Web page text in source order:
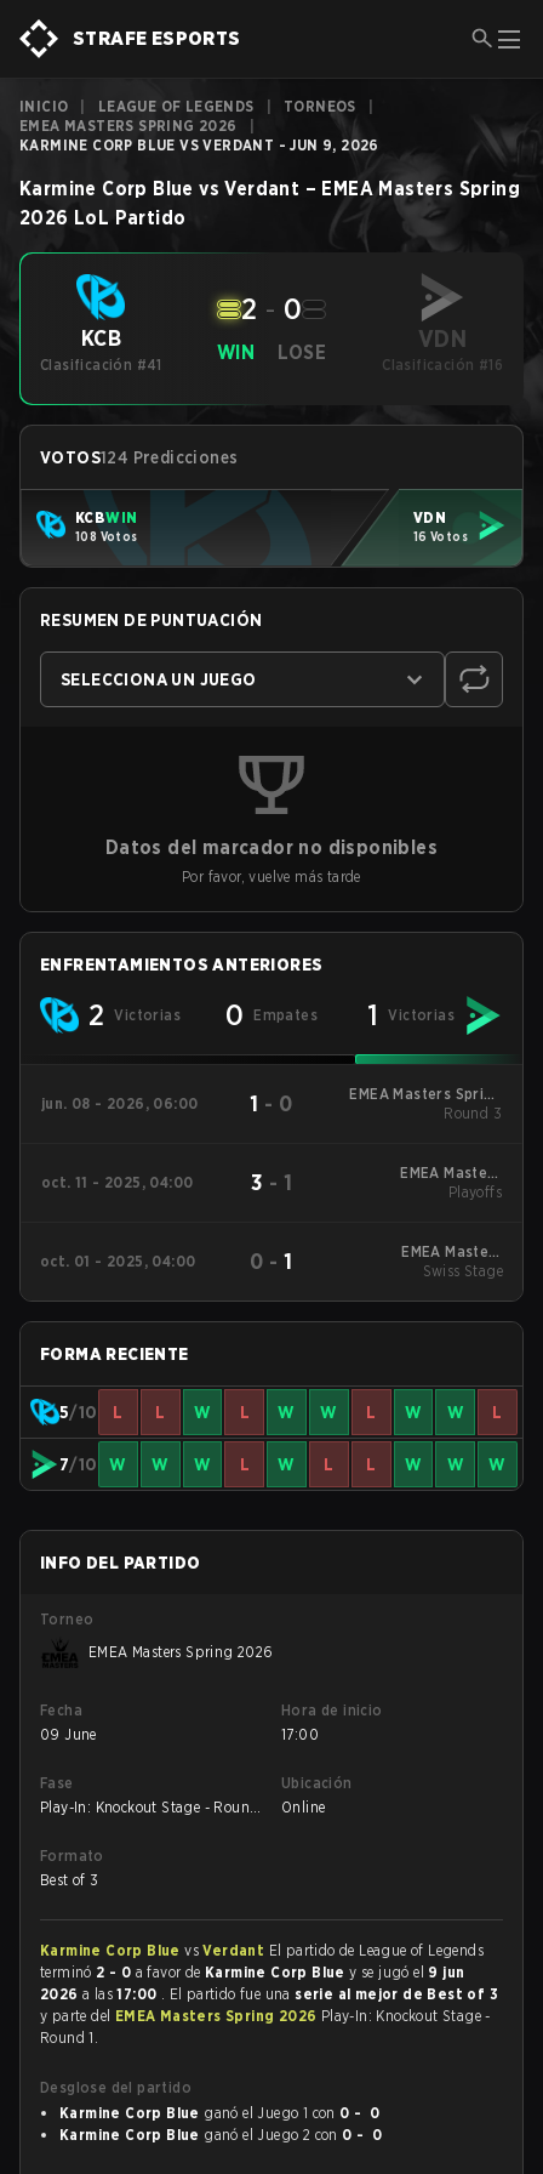
STRAFE ESPORTS
INICIO LEAGUE OF LEGENDS TORNEOS
EMEA MASTERS SPRING 2026
KARMINE CORP BLUE VS VERDANT - JUN 9, 2026
Karmine Corp Blue vs Verdant – EMEA Masters Spring
2026 LoL Partido
KCB
Clasificación #41
WIN
2 - 0
LOSE VDN
Clasificación #16
VOTOS124 Predicciones
KCBWIN
108 Votos
VDN
16 Votos
RESUMEN DE PUNTUACIÓN
SELECCIONA UN JUEGO
Datos del marcador no disponibles
Por favor, vuelve más tarde
ENFRENTAMIENTOS ANTERIORES
2 Victorias 0 Empates 1 Victorias
jun. 08 - 2026, 06:00 1 - 0
EMEA Masters Spring
2026
Round 3
oct. 11 - 2025, 04:00 3 - 1
EMEA Masters
Summer 2025
Playoffs
oct. 01 - 2025, 04:00 0 -1
EMEA Masters
Summer 2025 Swiss
Swiss Stage
FORMA RECIENTE
5/10 L L W L W W L W W L
7/10 W W W L W L L W W W
INFO DEL PARTIDO
Torneo
EMEA Masters Spring 2026
Fecha
09 June
Hora de inicio
17:00
Fase
Play-In: Knockout Stage - Round
Ubicación
Online
Formato
Best of 3
Karmine Corp BluevsVerdant El partido de League of Legends
terminó 2 - 0 a favor de Karmine Corp Bluey se jugó el 9 jun
2026 a las17:00 . El partido fue una serie al mejor de Best of 3
y parte del EMEA Masters Spring 2026 Play-In: Knockout Stage -
Round 1.
Desglose del partido
Karmine Corp Blue ganó el Juego 1 con 0 - 0
Karmine Corp Blue ganó el Juego 2 con 0 - 0